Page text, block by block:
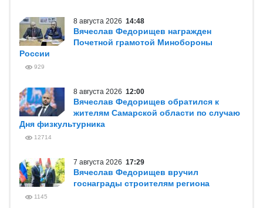
8 августа 2026 14:48
Вячеслав Федорищев награжден
Почетной грамотой Минобороны
России
929
8 августа 2026 12:00
Вячеслав Федорищев обратился к
жителям Самарской области по случаю
Дня физкультурника
12714
7 августа 2026 17:29
Вячеслав Федорищев вручил
госнаграды строителям региона
1145